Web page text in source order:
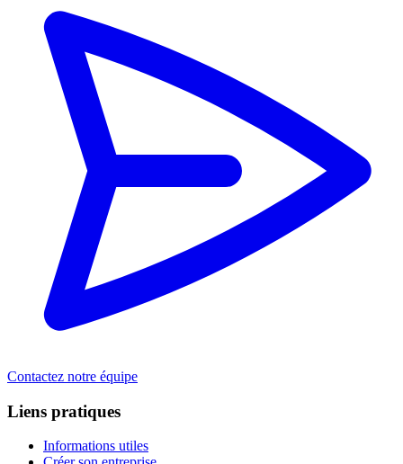
Contactez notre équipe
Liens pratiques
Informations utiles